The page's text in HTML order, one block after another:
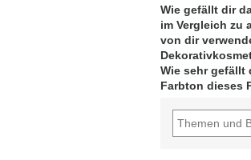
Wie gefällt dir
im Vergleich zu
von dir
Wie sehr gefällt
Farbton dieses